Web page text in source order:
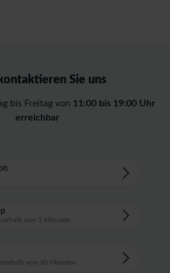
Sie uns
bis Freitag von 11:00 bis 19:00 Uhr
erreichbar
von 5 Minuten
von 30 Minuten